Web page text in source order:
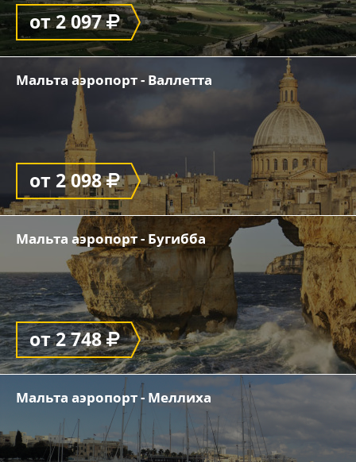
от 2 097
Мальта аэропорт - Валлетта
от 2 098
Мальта аэропорт - Бугибба
от 2 748
Мальта аэропорт - Меллиха